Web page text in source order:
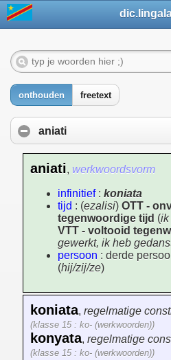
onthouden freetext
aniati
aniati, werkwoordsvorm
infinitief: koniata
tijd : (ezalisi) OTT -
tegenwoordige tijd (ik
VTT - voltooid
gewerkt, ik heb
persoon : derde
(hij/zij/ze)
koniata, regelmatige
(klasse 15 : ko- (werkwoorden))
konyata, regelmatige
(klasse 15 : ko- (werkwoorden))